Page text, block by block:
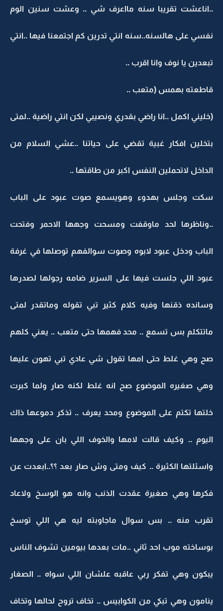
..اناعشت تقريبا سنه مااعرف شي .. وعشت سنين الوم
نفسي على هالسنه..سنه انتي تدرين كم اجتمعنا فيها ..انتي
تبعدين يا نوف وانا اقرب ..
قاطعته بهمس (متعب ..
(خليني اكمل ..انا راضي بقدري ونصيبي لكن انتي راضية ..لمتى
بتخلين افكار غبية تقضي على حياتنا ..عشي السلام من
الداخل لاتحملين النفس اكبر من طاقتها ..
سكت وجلس بهدوء وهويسمع صوت عبود على الباب
..وناظرها لحد ماوقفت ومسحت وجهها الاحمر وفتحت
الباب ودخل عبود لابوه وصوت سوالفهم توصلها في غرفة
عبود اللي جلست فيها على السرير ضامه رجولها لصدرها
وسانده ذقنها وفيه كلام كثير تبي تقوله وماتقدر لمتى
ماتتكلم بس تسمع .. محد فهمها حتى متعب .. يعني كلهم
صح وهي غلط حتى امها تقول شي عادي تبي تهون عليها
وهي صغيره الموضوع صح انه غلط لكنه صار ولما كبرت
خلتها تكتم على الموضوع ومحد يعرف .. تذكر دموعها ذاك
اليوم .. وكيف قالت لامها والخوف اللي بان على وجهها
واسئلتها الكثيرة .. كيف ومتى وش صار بعد ؟؟..ابعدت عن
فكرها وهي صغيرة عقدت الذنب وانه هو الوسخ ولاعاد
تقرب منه .. بس سوال ماجاوبته ليه هي اللي توسخ
بوساخته موب احد ثاني ..مات بعدها بيومين تشوف الناس
يبكون وهي تفكر ربي عاقبه علشان اللي سواه .. الصغار
ينامون وهي تبكي من الكوابيس .. تخاف تروح لحالها وتخاف